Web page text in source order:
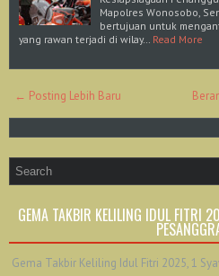
Mapolres Wonosobo,
bertujuan untuk
yang rawan terjadi di wilay… Read More
← Posting Lebih Baru
GEMA TAKBIR KELILING IDUL FITRI
Gema Takbir Keliling Idul Fitri 2025, 1